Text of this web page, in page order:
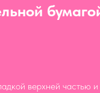
верхней